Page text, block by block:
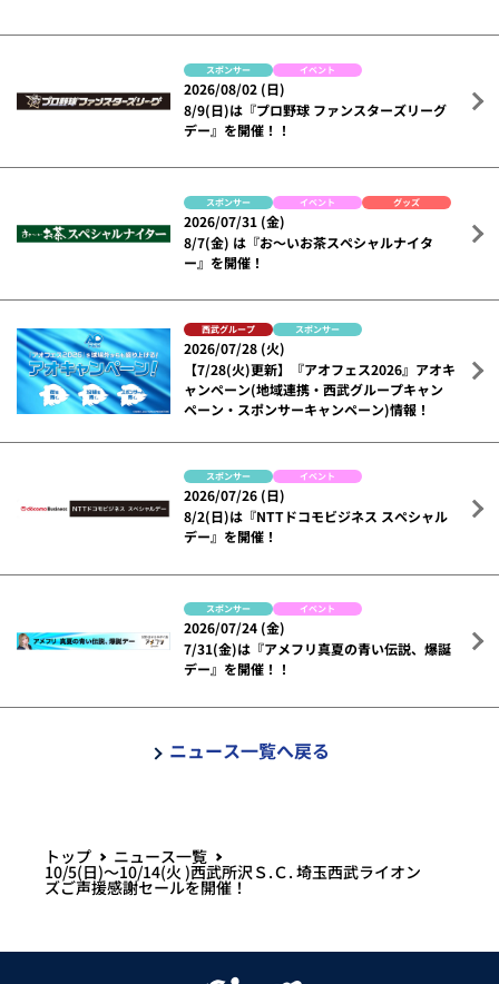
スポンサー イベント
2026/08/02 (日)
8/9(日)は『プロ野球 ファンスターズリーグ
デー』を開催！！
スポンサー イベント グッズ
2026/07/31 (金)
8/7(金) は『お～いお茶スペシャルナイタ
ー』を開催！
西武グループ スポンサー
2026/07/28 (火)
【7/28(火)更新】『アオフェス2026』アオキ
ャンペーン(地域連携・西武グループキャン
ペーン・スポンサーキャンペーン)情報！
スポンサー イベント
2026/07/26 (日)
8/2(日)は『NTTドコモビジネス スペシャル
デー』を開催！
スポンサー イベント
2026/07/24 (金)
7/31(金)は『アメフリ真夏の青い伝説、爆誕
デー』を開催！！
ニュース一覧へ戻る
トップ ニュース一覧
10/5(日)～10/14(火 )西武所沢Ｓ.Ｃ. 埼玉西武ライオン
ズご声援感謝セールを開催！